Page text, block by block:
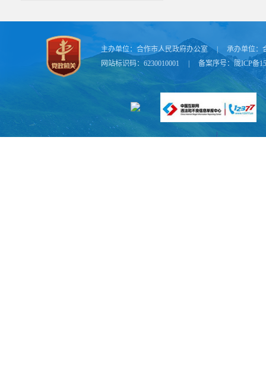
主办单位： 合作市人民政府办公室 承办单位：
网站标识码：6230010001
备案序号：陇ICP备